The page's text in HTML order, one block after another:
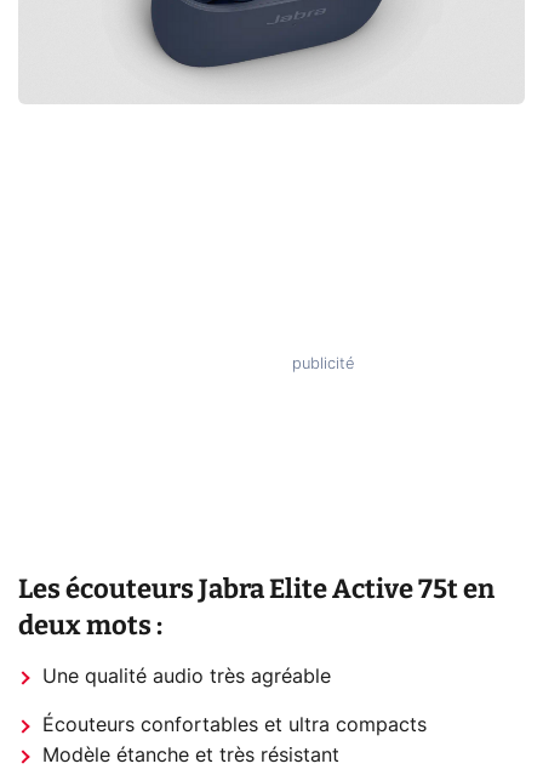
Les écouteurs Jabra Elite Active 75t en
deux mots :
Une qualité audio très agréable
Écouteurs confortables et ultra compacts
Modèle étanche et très résistant